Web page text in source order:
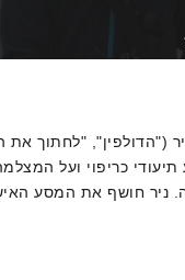
("הדולפין", "לחתוך
תיעודי כריפוי ועל
ניר חושף את המסע